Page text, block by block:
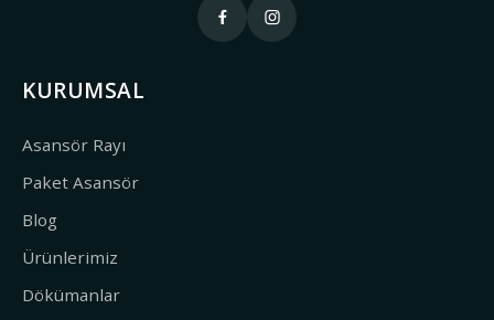
KURUMSAL
Asansör Rayı
Paket Asansör
Blog
Ürünlerimiz
Dökümanlar